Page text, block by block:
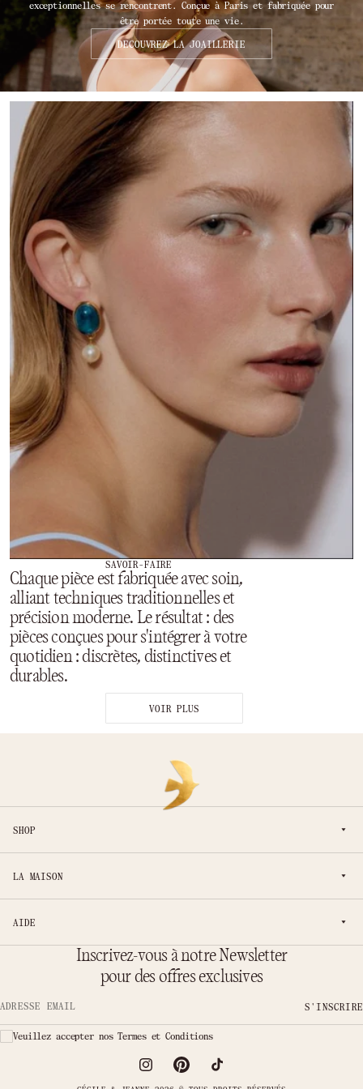
exceptionnelles se rencontrent. Conçue à Paris et fabriquée pour
être portée toute une vie.
DECOUVREZ LA JOAILLERIE
SAVOIR-FAIRE
Chaque pièce est fabriquée avec soin,
alliant techniques traditionnelles et
précision moderne. Le résultat : des
pièces conçues pour s'intégrer à votre
quotidien : discrètes, distinctives et
durables.
VOIR PLUS
SHOP
LA MAISON
AIDE
Inscrivez-vous à notre Newsletter
pour des offres exclusives
Adresse email S'INSCRIRE
Veuillez accepter nos Termes et Conditions